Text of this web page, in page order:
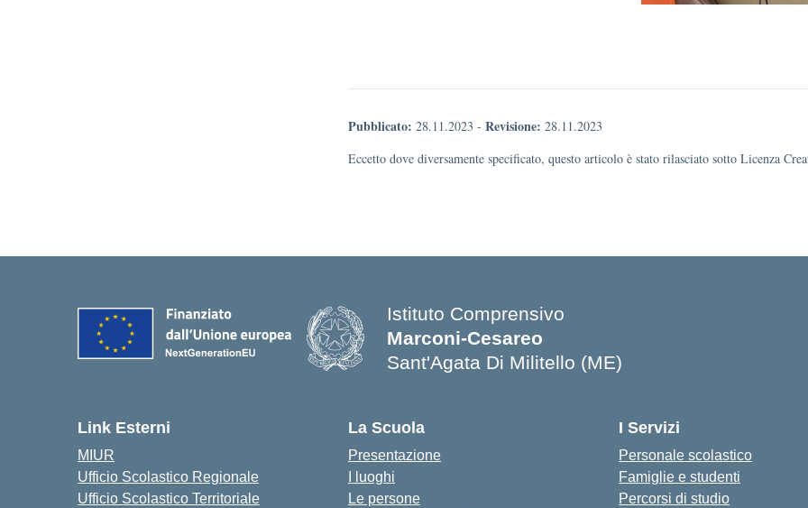
Pubblicato: 28.11.2023 - Revisione: 28.11.2023
Eccetto dove diversamente specificato, questo articolo è stato rilasciato sotto Licenza
Istituto Comprensivo
Marconi-Cesareo
Sant'Agata Di Militello (ME)
Link Esterni
MIUR
Ufficio Scolastico Regionale
Ufficio Scolastico Territoriale
La Scuola
Presentazione
I luoghi
Le persone
I Servizi
Personale scolastico
Famiglie e studenti
Percorsi di studio